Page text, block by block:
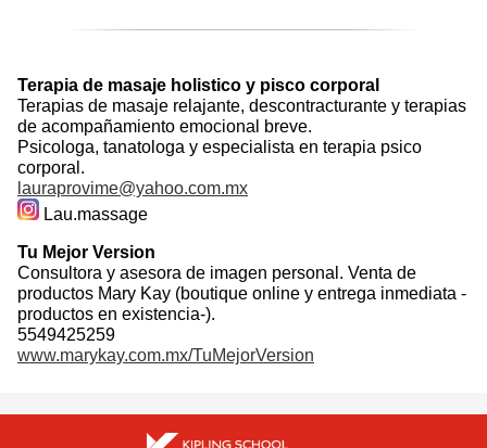
Terapia de masaje holistico y pisco corporal
Terapias de masaje relajante, descontracturante y terapias
de acompañamiento emocional breve.
Psicologa, tanatologa y especialista en terapia psico
corporal.
lauraprovime@yahoo.com.mx
Lau.massage
Tu Mejor Version
Consultora y asesora de imagen personal. Venta de
productos Mary Kay (boutique online y entrega inmediata -
productos en existencia-).
5549425259
www.marykay.com.mx/TuMejorVersion